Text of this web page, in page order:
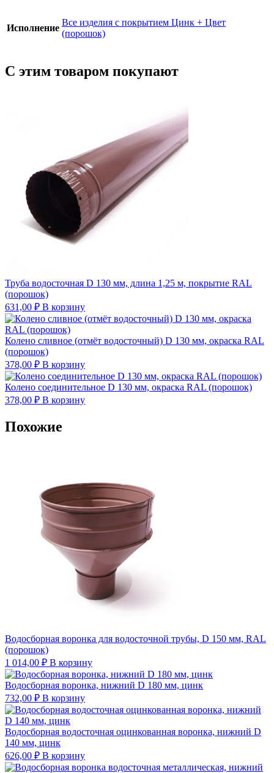
Исполнение
Все изделия с покрытием Цинк + Цвет
(порошок)
С этим товаром покупают
Труба водосточная D 130 мм, длина 1,25 м, покрытие RAL
(порошок)
631,00 ₽ В корзину
Колено сливное (отмёт водосточный) D 130 мм, окраска RAL
(порошок)
378,00 ₽ В корзину
Колено соединительное D 130 мм, окраска RAL (порошок)
378,00 ₽ В корзину
Похожие
Водосборная воронка для водосточной трубы, D 150 мм, RAL
(порошок)
1 014,00 ₽ В корзину
Водосборная воронка, нижний D 180 мм, цинк
732,00 ₽ В корзину
Водосборная водосточная оцинкованная воронка, нижний D
140 мм, цинк
626,00 ₽ В корзину